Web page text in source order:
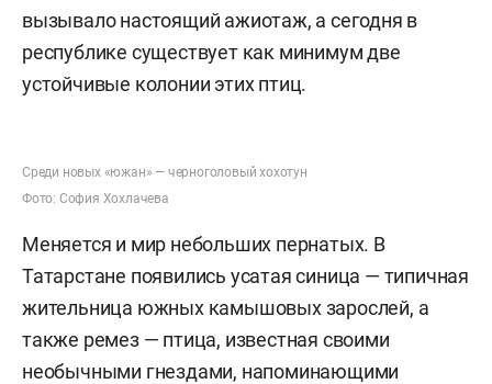
вызывало настоящий ажиотаж, а сегодня в
республике существует как минимум две
устойчивые колонии этих птиц.
Среди новых «южан» — черноголовый хохотун
Фото: София Хохлачева
Меняется и мир небольших пернатых. В
Татарстане появились усатая синица — типичная
жительница южных камышовых зарослей, а
также ремез — птица, известная своими
необычными гнездами, напоминающими